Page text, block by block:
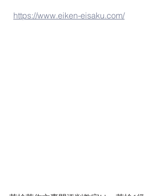
https://www.eiken-eisaku.com/